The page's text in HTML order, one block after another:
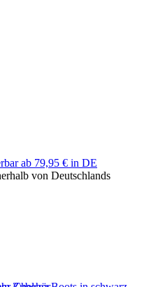
ab 79,95 € in DE
von Deutschlands